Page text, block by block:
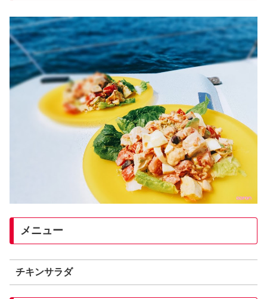
メニュー
チキンサラダ